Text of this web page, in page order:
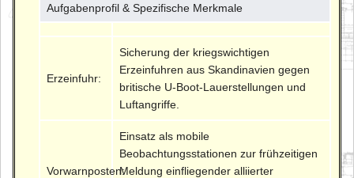
Aufgabenprofil & Spezifische Merkmale
Erzeinfuhr:
Sicherung der kriegswichtigen
Erzeinfuhren aus Skandinavien gegen
britische U-Boot-Lauerstellungen und
Luftangriffe.
Vorwarnposten:
Einsatz als mobile
Beobachtungsstationen zur frühzeitigen
Meldung einfliegender alliierter